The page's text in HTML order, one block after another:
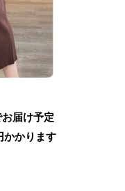
届け予定
かかります